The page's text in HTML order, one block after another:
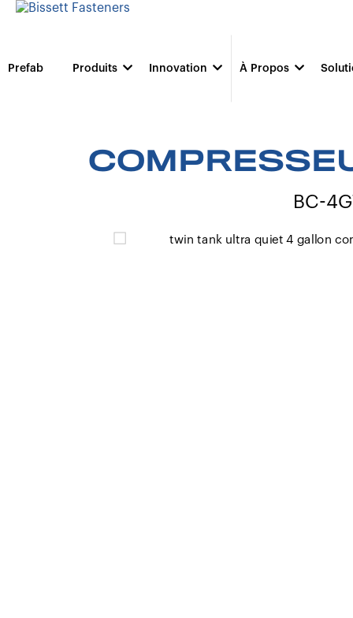
Prefab Produits Innovation À Propos
BC-